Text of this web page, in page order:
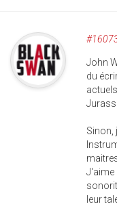
John
du
Sinon,
J'aime
leur